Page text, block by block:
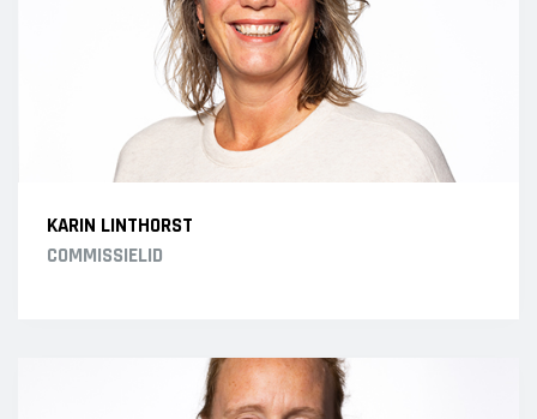
KARIN LINTHORST
COMMISSIELID